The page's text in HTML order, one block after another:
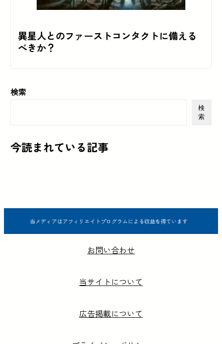
異星人とのファーストコンタクトに備える
べきか？
検索
検
索
今読まれている記事
当メディアはアフィリエイトプログラムによる収益を得ています
お問い合わせ
当サイトについて
広告掲載について